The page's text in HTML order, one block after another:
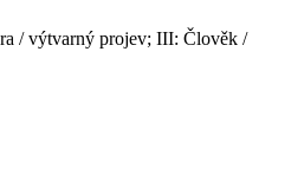
/ výtvarný projev; III: Člověk /